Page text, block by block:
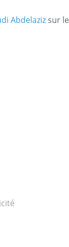
Abdelaziz sur le